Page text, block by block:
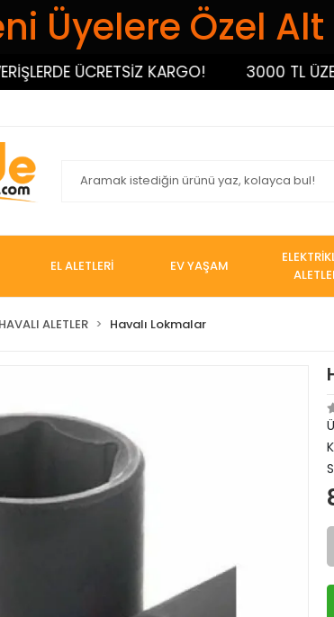
Üyelere Özel
ÜCRETSİZ KARGO! 3000 TL ÜZERİ
EL ALETLERİ EV YAŞAM
HAVALI ALETLER Havalı Lokmalar